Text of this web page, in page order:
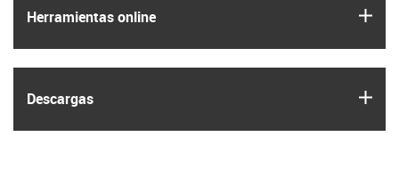
Herramientas online
Descargas